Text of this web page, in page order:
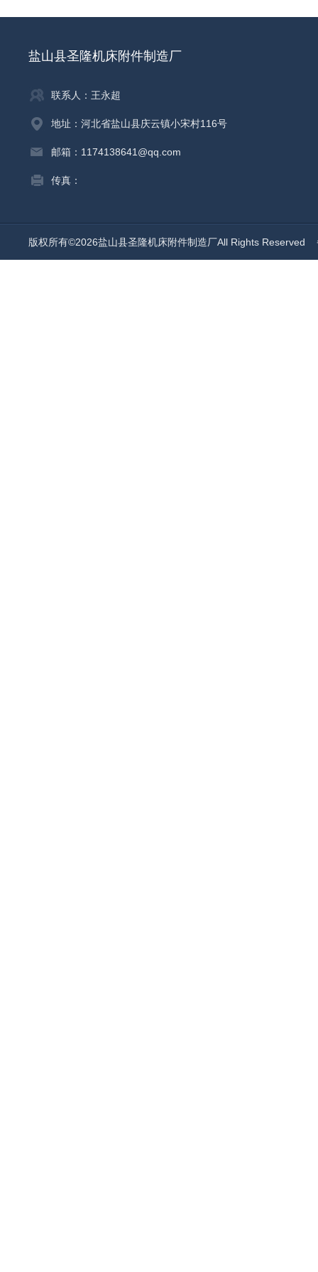
盐山县圣隆机床附件制造厂
联系人：王永超
地址：河北省盐山县庆云镇小宋村116号
邮箱：1174138641@qq.com
传真：
版权所有©2026盐山县圣隆机床附件制造厂All Rights Reserved